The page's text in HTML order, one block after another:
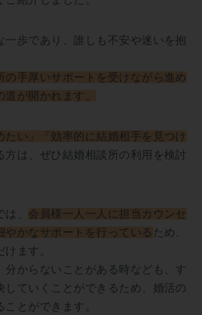
一歩であり、誰しも不安や迷いを抱
の手厚いサポートを受けながら進め
が開かれます。
たい」「効率的に結婚相手を見つけ
方は、ぜひ結婚相談所の利用を検討
、 会員様一人一人に担当カウンセ
やかなサポートを行っている ため、
ます。
からないことがある時なども、す
していくことができるため、婚活の
とができます。